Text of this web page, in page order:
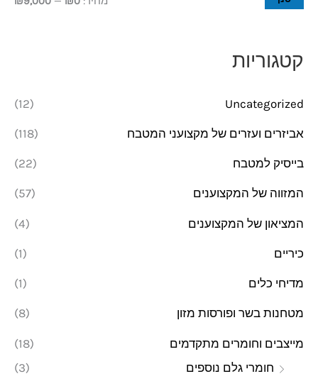
קטגוריות
Uncategorized
(12)
אביזרים ועזרים של מקצועני המטבח (118)
בייסיק למטבח (22)
המזווה של המקצוענים (57)
המציאון של המקצוענים (4)
כיריים (1)
מדיחי כלים (1)
מטחנות בשר ופורסות מזון (8)
מייצבים וחומרים מתקדמים
(18)
חומרי גלם נוספים
(3)